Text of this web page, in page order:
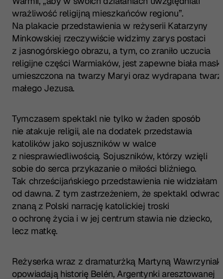
wrażliwość religijną mieszkańców regionu”.
Na plakacie przedstawienia w reżyserii Katarzyny
Minkowskiej rzeczywiście widzimy zarys postaci
z jasnogórskiego obrazu, a tym, co zraniło uczucia
religijne części Warmiaków, jest zapewne biała
umieszczona na twarzy Maryi oraz wydrapana twarz
małego Jezusa.
Tymczasem spektakl nie tylko w żaden sposób
nie atakuje religii, ale na dodatek przedstawia
katolików jako sojuszników w walce
z niesprawiedliwością. Sojuszników, którzy wzięli
sobie do serca przykazanie o miłości bliźniego.
Tak chrześcijańskiego przedstawienia nie widziałam
od dawna. Z tym zastrzeżeniem, że spektakl
znaną z Polski narrację katolickiej troski
o ochronę życia i w jej centrum stawia nie dziecko,
lecz matkę.
Reżyserka wraz z dramaturżką Martyną Wawrzyniak
opowiadają historię Belén, Argentynki aresztowanej